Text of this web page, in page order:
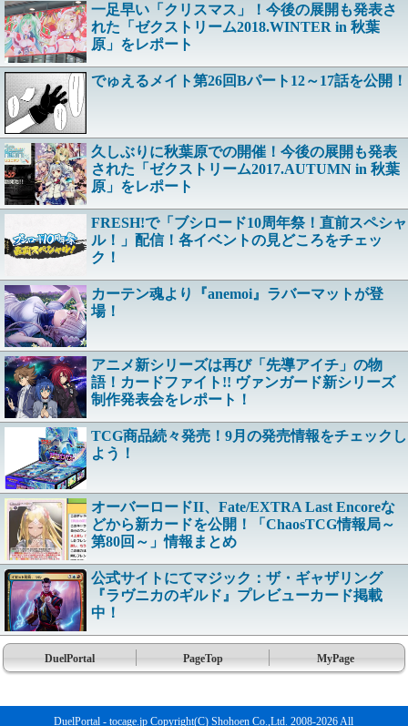
一足早い「クリスマス」！今後の展開も発表さ
れた「ゼクストリーム2018.WINTER in 秋葉
原」をレポート
でゅえるメイト第26回Bパート12～17話を公開！
久しぶりに秋葉原での開催！今後の展開も発表
された「ゼクストリーム2017.AUTUMN in 秋葉
原」をレポート
FRESH!で「ブシロード10周年祭！直前スペシャ
ル！」配信！各イベントの見どころをチェッ
ク！
カーテン魂より『anemoi』ラバーマットが登
場！
アニメ新シリーズは再び「先導アイチ」の物
語！カードファイト!! ヴァンガード新シリーズ
制作発表会をレポート！
TCG商品続々発売！9月の発売情報をチェックし
よう！
オーバーロードII、Fate/EXTRA Last Encoreな
どから新カードを公開！「ChaosTCG情報局～
第80回～」情報まとめ
公式サイトにてマジック：ザ・ギャザリング
『ラヴニカのギルド』プレビューカード掲載
中！
DuelPortal PageTop MyPage
DuelPortal - tocage.jp Copyright(C) Shohoen Co.,Ltd. 2008-2026 All